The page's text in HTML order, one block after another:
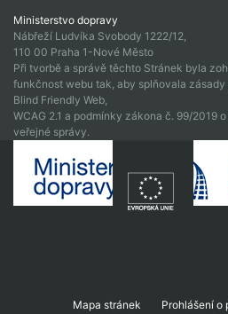
Ministerstvo dopravy
Nábřeží Ludvíka Svobody 1222/12,
110 00 Praha 1-Nové Město
Při tvorbě a správě těchto Stránek byla
funkčnost webu tak, aby splňovala
Blind Friendly Web,
WCAG 2.1 a podmínky zákona č. 99/2019
veřejné správy.
Mapa stránek Prohlášení o